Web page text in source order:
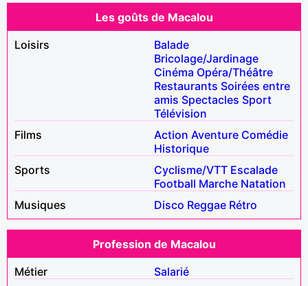
Les goûts de Macalou
Loisirs
Balade
Bricolage/Jardinage
Cinéma Opéra/Théâtre
Restaurants Soirées entre
amis Spectacles Sport
Télévision
Films
Action Aventure Comédie
Historique
Sports
Cyclisme/VTT Escalade
Football Marche Natation
Musiques
Disco Reggae Rétro
Profession de Macalou
Métier
Salarié